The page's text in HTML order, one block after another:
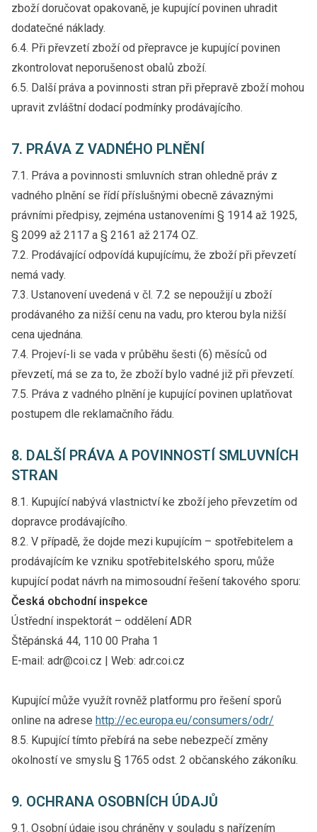
zboží doručovat opakovaně, je kupující povinen uhradit
dodatečné náklady.
6.4. Při převzetí zboží od přepravce je kupující povinen
zkontrolovat neporušenost obalů zboží.
6.5. Další práva a povinnosti stran při přepravě zboží mohou
upravit zvláštní dodací podmínky prodávajícího.
7. PRÁVA Z VADNÉHO PLNĚNÍ
7.1. Práva a povinnosti smluvních stran ohledně práv z
vadného plnění se řídí příslušnými obecně závaznými
právními předpisy, zejména ustanoveními § 1914 až 1925,
§ 2099 až 2117 a § 2161 až 2174 OZ.
7.2. Prodávající odpovídá kupujícímu, že zboží při převzetí
nemá vady.
7.3. Ustanovení uvedená v čl. 7.2 se nepoužijí u zboží
prodávaného za nižší cenu na vadu, pro kterou byla nižší
cena ujednána.
7.4. Projeví-li se vada v průběhu šesti (6) měsíců od
převzetí, má se za to, že zboží bylo vadné již při převzetí.
7.5. Práva z vadného plnění je kupující povinen uplatňovat
postupem dle reklamačního řádu.
8. DALŠÍ PRÁVA A POVINNOSTÍ SMLUVNÍCH
STRAN
8.1. Kupující nabývá vlastnictví ke zboží jeho převzetím od
dopravce prodávajícího.
8.2. V případě, že dojde mezi kupujícím – spotřebitelem a
prodávajícím ke vzniku spotřebitelského sporu, může
kupující podat návrh na mimosoudní řešení takového sporu:
Česká obchodní inspekce
Ústřední inspektorát – oddělení ADR
Štěpánská 44, 110 00 Praha 1
E-mail: adr@coi.cz | Web: adr.coi.cz
Kupující může využít rovněž platformu pro řešení sporů
online na adrese http://ec.europa.eu/consumers/odr/
8.5. Kupující tímto přebírá na sebe nebezpečí změny
okolností ve smyslu § 1765 odst. 2 občanského zákoníku.
9. OCHRANA OSOBNÍCH ÚDAJŮ
9.1. Osobní údaje jsou chráněny v souladu s nařízením